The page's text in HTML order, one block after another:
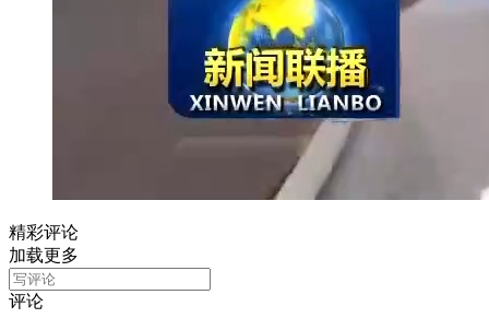
精彩评论
加载更多
评论